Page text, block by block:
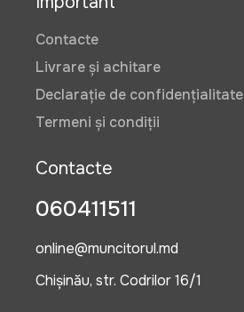
Art:HECHT06121
55 lei
Contacte
Livrare și achitare
Declarație de confidențialitate
Termeni și condiții
Contacte
060411511
online@muncitorul.md
Chișinău, str. Codrilor 16/1